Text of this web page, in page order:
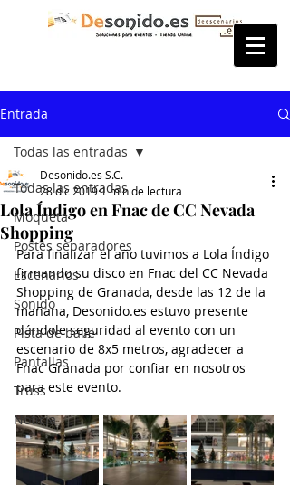
Entrada
Todas las entradas
Moqueta
Postes separadores
Escenarios
Sonido
Pista de baile
Pantallas
Truss
Noticia
Todas las entradas
Lola Índigo en Fnac de CC Nevada
Shopping
Desonido.es S.C.
28 dic 20191 min de lectura
Para finalizar el año tuvimos a Lola Índigo
firmando su disco en Fnac del CC Nevada
Shopping de Granada, desde las 12 de la
mañana, Desonido.es estuvo presente
dándole seguridad al evento con un
escenario de 8x5 metros, agradecer a
Fnac Granada por confiar en nosotros
para este evento.